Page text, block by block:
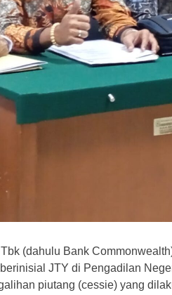
(dahulu Bank
JTY di Pengadilan
piutang (cessie) yang